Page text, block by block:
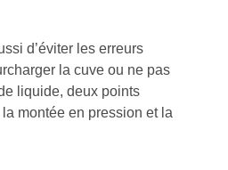
d’éviter les erreurs
la cuve ou ne pas
liquide, deux points
montée en pression et la